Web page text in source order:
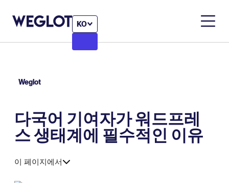
KO
Weglot
다국어 기여자가 워드프레
스 생태계에 필수적인 이유
이 페이지에서